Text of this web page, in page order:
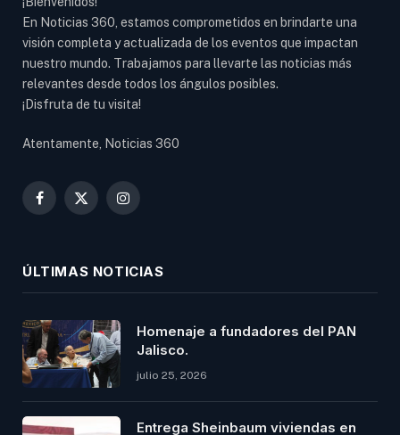
En Noticias 360, estamos comprometidos en brindarte una
visión completa y actualizada de los eventos que impactan
nuestro mundo. Trabajamos para llevarte las noticias más
relevantes desde todos los ángulos posibles.
¡Disfruta de tu visita!
Atentamente, Noticias 360
Facebook
X
Instagram
ÚLTIMAS NOTICIAS
Homenaje a fundadores del PAN
Jalisco.
julio 25, 2026
Entrega Sheinbaum viviendas en